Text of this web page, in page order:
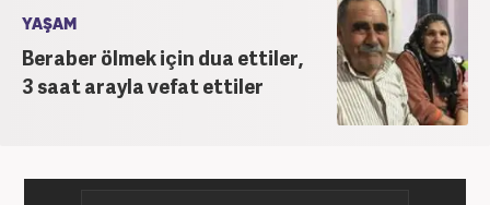
YAŞAM
Beraber ölmek için dua ettiler,
3 saat arayla vefat ettiler